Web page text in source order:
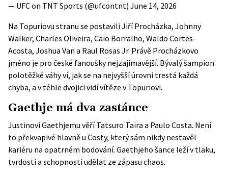
— UFC on TNT Sports (@ufcontnt) June 14, 2026
Na Topuriovu stranu se postavili Jiří Procházka, Johnny
Walker, Charles Oliveira, Caio Borralho, Waldo Cortes-
Acosta, Joshua Van a Raul Rosas Jr. Právě Procházkovo
jméno je pro české fanoušky nejzajímavější. Bývalý šampion
polotěžké váhy ví, jak se na nejvyšší úrovni trestá každá
chyba, a v téhle dvojici vidí vítěze v Topuriovi.
Gaethje má dva zastánce
Justinovi Gaethjemu věří Tatsuro Taira a Paulo Costa. Není
to překvapivé hlavně u Costy, který sám nikdy nestavěl
kariéru na opatrném bodování. Gaethjeho šance leží v tlaku,
tvrdosti a schopnosti udělat ze zápasu chaos.